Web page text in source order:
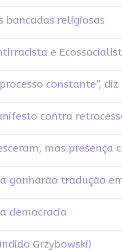
bancadas religiosas
e
constante”,
contra
mas presença
ganharão tradução
democracia
Grzybowski)